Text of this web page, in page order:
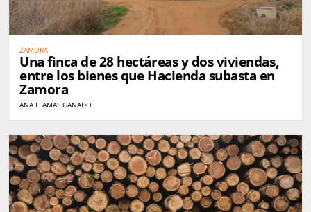
ZAMORA
Una finca de 28 hectáreas y dos viviendas,
entre los bienes que Hacienda subasta en
Zamora
ANA LLAMAS GANADO